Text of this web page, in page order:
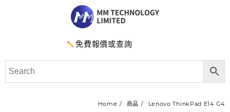
免費報價或查詢
Home 商品 Lenovo ThinkPad E14 G4